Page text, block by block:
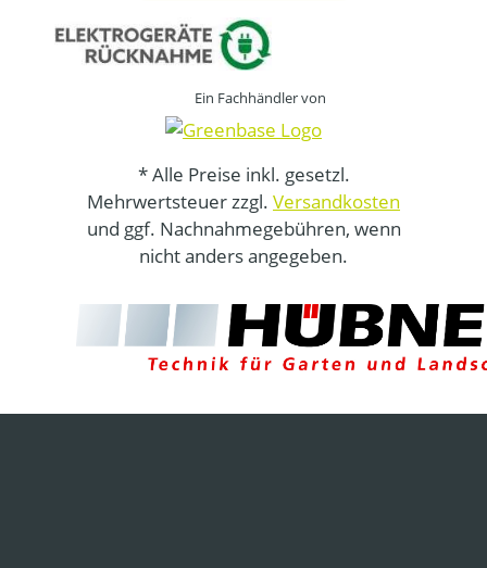
Ein Fachhändler von
* Alle Preise inkl. gesetzl.
Mehrwertsteuer zzgl. Versandkosten
und ggf. Nachnahmegebühren, wenn
nicht anders angegeben.